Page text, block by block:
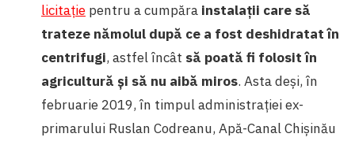
licitație pentru a cumpăra instalații care să
trateze nămolul după ce a fost deshidratat în
centrifugi, astfel încât să poată fi folosit în
agricultură și să nu aibă miros. Asta deși, în
februarie 2019, în timpul administrației ex-
primarului Ruslan Codreanu, Apă-Canal Chișinău